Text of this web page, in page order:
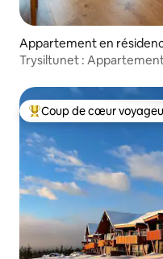
Appartement en
Trysiltunet :
Coups de cœur
Coup de cœur